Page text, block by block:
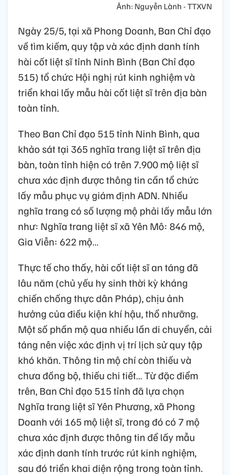
Ảnh: Nguyễn Lành - TTXVN
Ngày 25/5, tại xã Phong Doanh, Ban Chỉ đạo
về tìm kiếm, quy tập và xác định danh tính
hài cốt liệt sĩ tỉnh Ninh Bình (Ban Chỉ đạo
515) tổ chức Hội nghị rút kinh nghiệm và
triển khai lấy mẫu hài cốt liệt sĩ trên địa bàn
toàn tỉnh.
Theo Ban Chỉ đạo 515 tỉnh Ninh Bình, qua
khảo sát tại 365 nghĩa trang liệt sĩ trên địa
bàn, toàn tỉnh hiện có trên 7.900 mộ liệt sĩ
chưa xác định được thông tin cần tổ chức
lấy mẫu phục vụ giám định ADN. Nhiều
nghĩa trang có số lượng mộ phải lấy mẫu lớn
như: Nghĩa trang liệt sĩ xã Yên Mô: 846 mộ,
Gia Viễn: 622 mộ…
Thực tế cho thấy, hài cốt liệt sĩ an táng đã
lâu năm (chủ yếu hy sinh thời kỳ kháng
chiến chống thực dân Pháp), chịu ảnh
hưởng của điều kiện khí hậu, thổ nhưỡng.
Một số phần mộ qua nhiều lần di chuyển, cải
táng nên việc xác định vị trí lịch sử quy tập
khó khăn. Thông tin mộ chí còn thiếu và
chưa đồng bộ, thiếu chi tiết… Từ đặc điểm
trên, Ban Chỉ đạo 515 tỉnh đã lựa chọn
Nghĩa trang liệt sĩ Yên Phương, xã Phong
Doanh với 165 mộ liệt sĩ, trong đó có 7 mộ
chưa xác định được thông tin để lấy mẫu
xác định danh tính trước rút kinh nghiệm,
sau đó triển khai diện rộng trong toàn tỉnh.